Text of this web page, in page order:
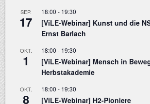
SEP.
17
18:00 - 19:30
[ViLE-Webinar] Kunst und die
Ernst Barlach
OKT.
1
18:00 - 19:30
[ViLE-Webinar] Mensch in
Herbstakademie
OKT.
8
18:00 - 19:30
[ViLE-Webinar] H2-Pioniere